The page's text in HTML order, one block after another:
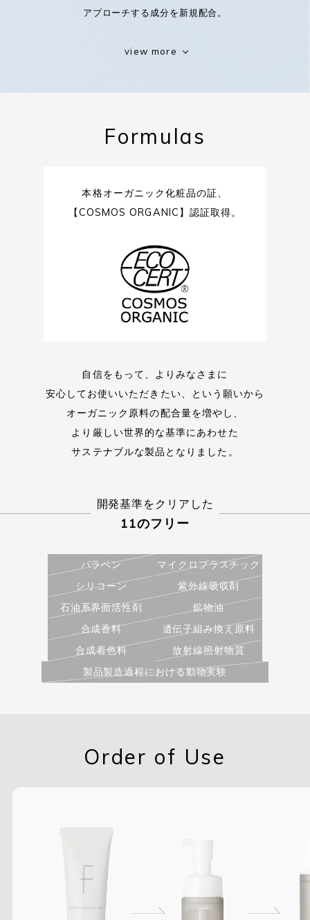
アプローチする成分を新規配合。
（ 新配合 ）
グリチルリチン酸 2K
ミシマサイコ花 / 葉 / 茎エキス
植物性コラーゲン
（ 配合維持 ）
ダマスクローズ水
view more
Formulas
本格オーガニック化粧品の証、
【COSMOS ORGANIC】認証取得。
自信をもって、よりみなさまに
安心してお使いいただきたい、という願いから
オーガニック原料の配合量を増やし、
より厳しい世界的な基準にあわせた
サステナブルな製品となりました。
開発基準をクリアした
11のフリー
パラベン
マイクロプラスチック
シリコーン
紫外線吸収剤
石油系界面活性剤
鉱物油
合成香料
遺伝子組み換え原料
合成着色料
放射線照射物質
製品製造過程における動物実験
Order of Use